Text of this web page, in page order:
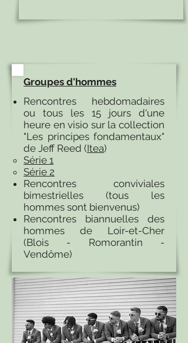
Groupes d'hommes
Rencontres hebdomadaires
ou tous les 15 jours d'une
heure en visio sur la collection
"Les principes fondamentaux"
de Jeff Reed (Itea)
Série 1
Série 2
Rencontres conviviales
bimestrielles (tous les
hommes sont bienvenus)
Rencontres biannuelles des
hommes de Loir-et-Cher
(Blois - Romorantin -
Vendôme)